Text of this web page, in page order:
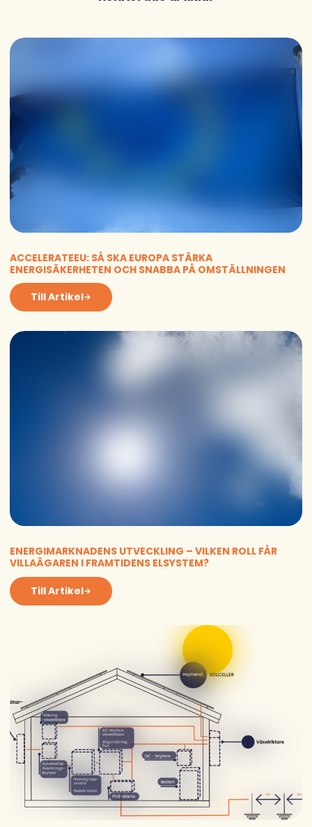
ACCELERATEEU: SÅ SKA EUROPA STÄRKA
ENERGISÄKERHETEN OCH SNABBA PÅ OMSTÄLLNINGEN
Till Artikel
ENERGIMARKNADENS UTVECKLING – VILKEN ROLL FÅR
VILLAÄGAREN I FRAMTIDENS ELSYSTEM?
Till Artikel